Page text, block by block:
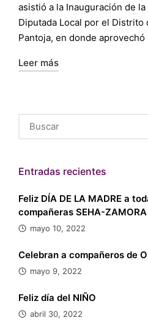
asistió a la Inauguración de la
Diputada Local por el Distrito
Pantoja, en donde
Leer más
Entradas recientes
Feliz DÍA DE LA MADRE a
compañeras SEHA-ZAMORA
mayo 10, 2022
Celebran a compañeros de
mayo 9, 2022
Feliz día del NIÑO
abril 30, 2022